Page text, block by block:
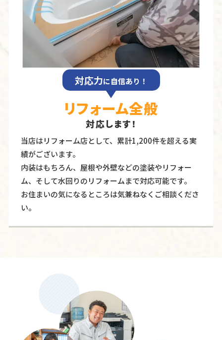
対応力に自信あり！
リフォーム全般
対応します！
当店はリフォーム店として、累計1,200件を超える実
績がございます。
内装はもちろん、屋根や外壁などの塗装やリフォー
ム、そして水回りのリフォームまで対応可能です。
お住まいの気になるところは気兼ねなくご相談くださ
い。